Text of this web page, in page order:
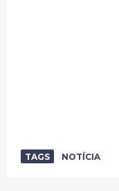
TAGS NOTÍCIA